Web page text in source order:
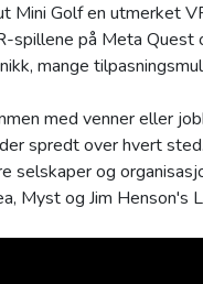
Mini Golf en utmerket
spillene på Meta
mange
med venner eller
spredt over hvert
selskaper og
Myst og Jim Henson's